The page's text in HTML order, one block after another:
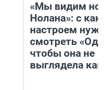
«Мы видим
Нолана»: с
настроем
смотреть
чтобы она не
выглядела как